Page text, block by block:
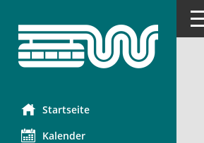
Startseite
Kalender